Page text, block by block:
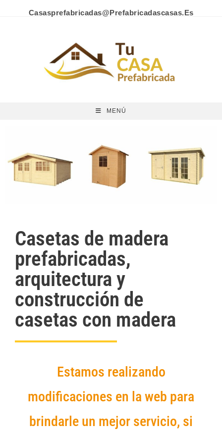
Casasprefabricadas@prefabricadascasas.es
MENÚ
Casetas de madera
prefabricadas,
arquitectura y
construcción de
casetas con madera
Estamos realizando
modificaciones en la web para
brindarle un mejor servicio, si